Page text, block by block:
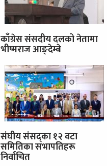
काँग्रेस संसदीय दलको नेतामा
भीष्मराज आङ्देम्बे
संघीय संसद्का १२ वटा
समितिका सभापतिहरू
निर्वाचित